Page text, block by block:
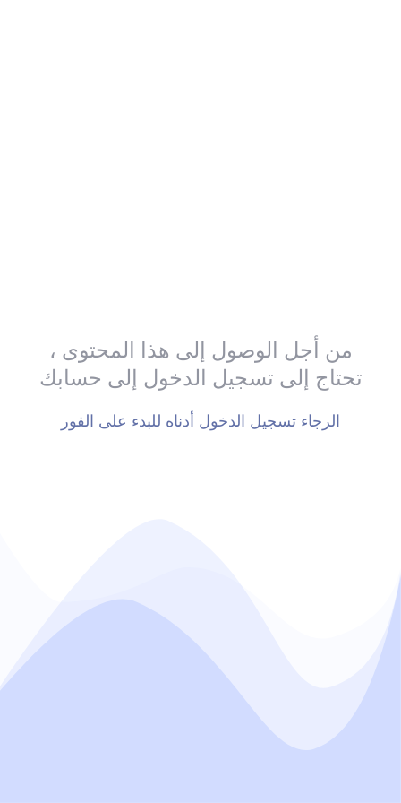
من أجل الوصول إلى هذا المحتوى ،
تحتاج إلى تسجيل الدخول إلى حسابك
الرجاء تسجيل الدخول أدناه للبدء على الفور